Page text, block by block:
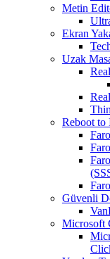
Metin
Ekran
Uzak
Reboot to
Güvenli
Microsoft